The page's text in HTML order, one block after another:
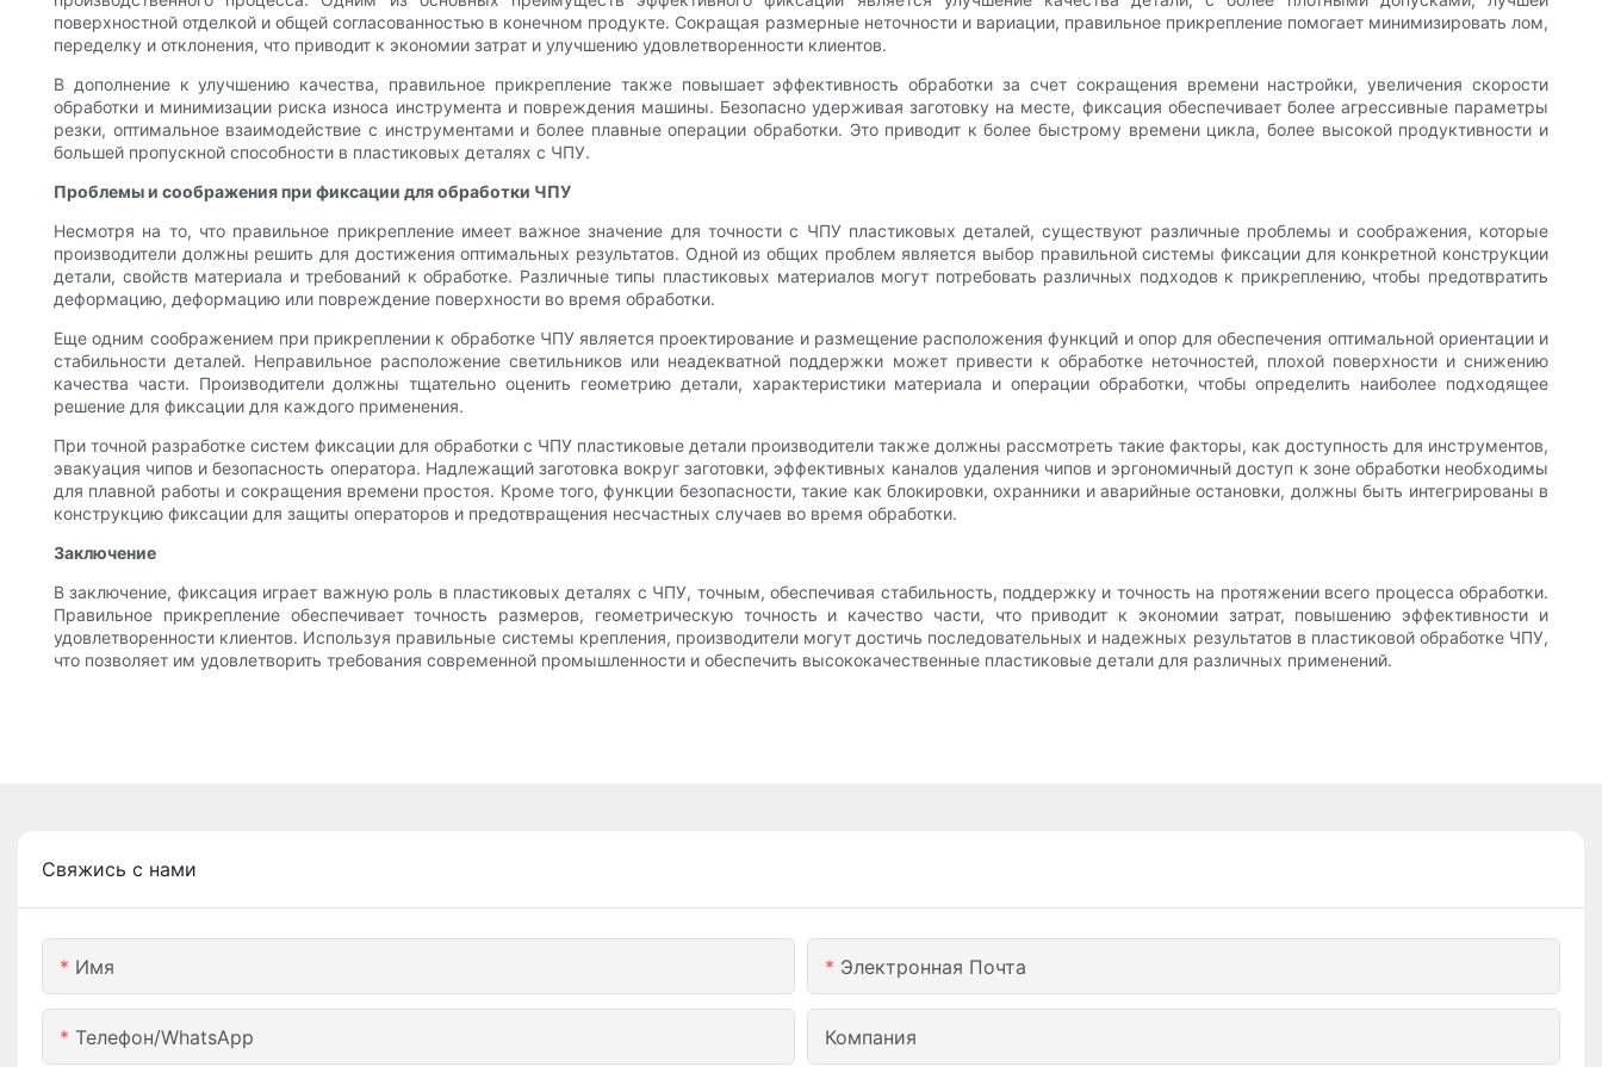
поверхностной отделкой и общей согласованностью в конечном продукте. Сокращая размерные неточности и вариации, правильное прикрепление помогает минимизировать лом,
переделку и отклонения, что приводит к экономии затрат и улучшению удовлетворенности клиентов.
В дополнение к улучшению качества, правильное прикрепление также повышает эффективность обработки за счет сокращения времени настройки, увеличения скорости
обработки и минимизации риска износа инструмента и повреждения машины. Безопасно удерживая заготовку на месте, фиксация обеспечивает более агрессивные параметры
резки, оптимальное взаимодействие с инструментами и более плавные операции обработки. Это приводит к более быстрому времени цикла, более высокой продуктивности и
большей пропускной способности в пластиковых деталях с ЧПУ.
Проблемы и соображения при фиксации для обработки ЧПУ
Несмотря на то, что правильное прикрепление имеет важное значение для точности с ЧПУ пластиковых деталей, существуют различные проблемы и соображения, которые
производители должны решить для достижения оптимальных результатов. Одной из общих проблем является выбор правильной системы фиксации для конкретной конструкции
детали, свойств материала и требований к обработке. Различные типы пластиковых материалов могут потребовать различных подходов к прикреплению, чтобы предотвратить
деформацию, деформацию или повреждение поверхности во время обработки.
Еще одним соображением при прикреплении к обработке ЧПУ является проектирование и размещение расположения функций и опор для обеспечения оптимальной ориентации и
стабильности деталей. Неправильное расположение светильников или неадекватной поддержки может привести к обработке неточностей, плохой поверхности и снижению
качества части. Производители должны тщательно оценить геометрию детали, характеристики материала и операции обработки, чтобы определить наиболее подходящее
решение для фиксации для каждого применения.
При точной разработке систем фиксации для обработки с ЧПУ пластиковые детали производители также должны рассмотреть такие факторы, как доступность для инструментов,
эвакуация чипов и безопасность оператора. Надлежащий заготовка вокруг заготовки, эффективных каналов удаления чипов и эргономичный доступ к зоне обработки необходимы
для плавной работы и сокращения времени простоя. Кроме того, функции безопасности, такие как блокировки, охранники и аварийные остановки, должны быть интегрированы в
конструкцию фиксации для защиты операторов и предотвращения несчастных случаев во время обработки.
Заключение
В заключение, фиксация играет важную роль в пластиковых деталях с ЧПУ, точным, обеспечивая стабильность, поддержку и точность на протяжении всего процесса обработки.
Правильное прикрепление обеспечивает точность размеров, геометрическую точность и качество части, что приводит к экономии затрат, повышению эффективности и
удовлетворенности клиентов. Используя правильные системы крепления, производители могут достичь последовательных и надежных результатов в пластиковой обработке ЧПУ,
что позволяет им удовлетворить требования современной промышленности и обеспечить высококачественные пластиковые детали для различных применений.
Свяжись с нами
Имя Электронная Почта
Телефон/WhatsApp Компания